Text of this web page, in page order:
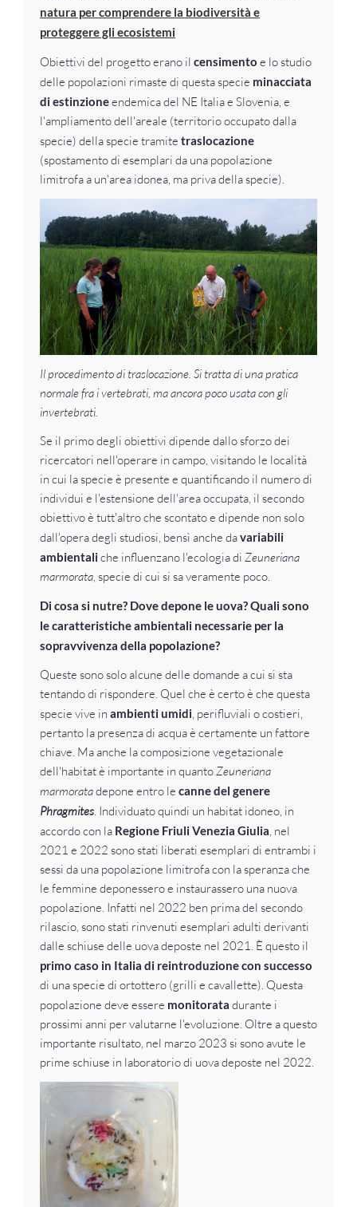
natura per comprendere la biodiversità e
proteggere gli ecosistemi
Obiettivi del progetto erano il censimento e lo studio
delle popolazioni rimaste di questa specie minacciata
di estinzioneendemica del NE Italia e Slovenia, e
l'ampliamento dell'areale (territorio occupato dalla
specie) della specie tramite traslocazione
(spostamento di esemplari da una popolazione
limitrofa a un'area idonea, ma priva della specie).
Il procedimento di traslocazione. Si tratta di una pratica
normale fra i vertebrati, ma ancora poco usata con gli
invertebrati.
Se il primo degli obiettivi dipende dallo sforzo dei
ricercatori nell'operare in campo, visitando le località
in cui la specie è presente e quantificando il numero di
individui e l'estensione dell'area occupata, il secondo
obiettivo è tutt'altro che scontato e dipende non solo
dall'opera degli studiosi, bensì anche davariabili
ambientaliche influenzano l'ecologia di Zeuneriana
marmorata , specie di cui si sa veramente poco.
Di cosa si nutre? Dove depone le uova? Quali sono
le caratteristiche ambientali necessarie per la
sopravvivenza della popolazione?
Queste sono solo alcune delle domande a cui si sta
tentando di rispondere. Quel che è certo è che questa
specie vive in ambienti umidi , perifluviali o costieri,
pertanto la presenza di acqua è certamente un fattore
chiave. Ma anche la composizione vegetazionale
dell'habitat è importante in quanto Zeuneriana
marmoratadepone entro le canne del genere
Phragmites . Individuato quindi un habitat idoneo, in
accordo con la Regione Friuli Venezia Giulia , nel
2021 e 2022 sono stati liberati esemplari di entrambi i
sessi da una popolazione limitrofa con la speranza che
le femmine deponessero e instaurassero una nuova
popolazione. Infatti nel 2022 ben prima del secondo
rilascio, sono stati rinvenuti esemplari adulti derivanti
dalle schiuse delle uova deposte nel 2021. È questo il
primo caso in Italia di reintroduzione con successo
di una specie di ortottero (grilli e cavallette). Questa
popolazione deve essere monitorata durante i
prossimi anni per valutarne l'evoluzione. Oltre a questo
importante risultato, nel marzo 2023 si sono avute le
prime schiuse in laboratorio di uova deposte nel 2022.